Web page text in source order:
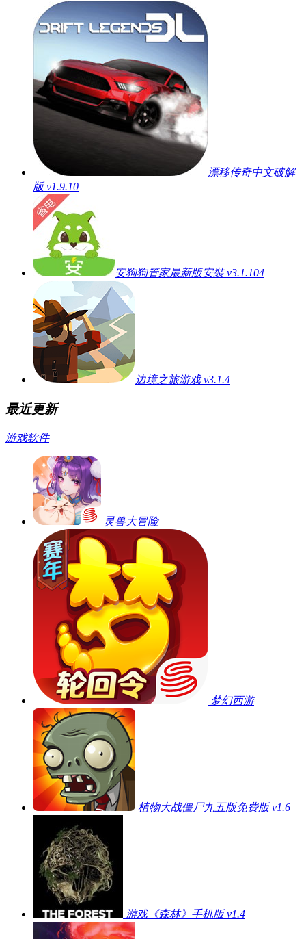
漂移传奇中文破解
版 v1.9.10
安狗狗管家最新版安裝 v3.1.104
边境之旅游戏 v3.1.4
最近更新
游戏软件
灵兽大冒险
梦幻西游
植物大战僵尸九五版免费版 v1.6
游戏《森林》手机版 v1.4